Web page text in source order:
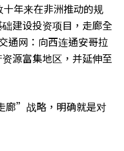
年来在非洲推动的规
建设投资项目，走廊全
通网：向西连通安哥拉
源富集地区，并延伸至
廊”战略，明确就是对